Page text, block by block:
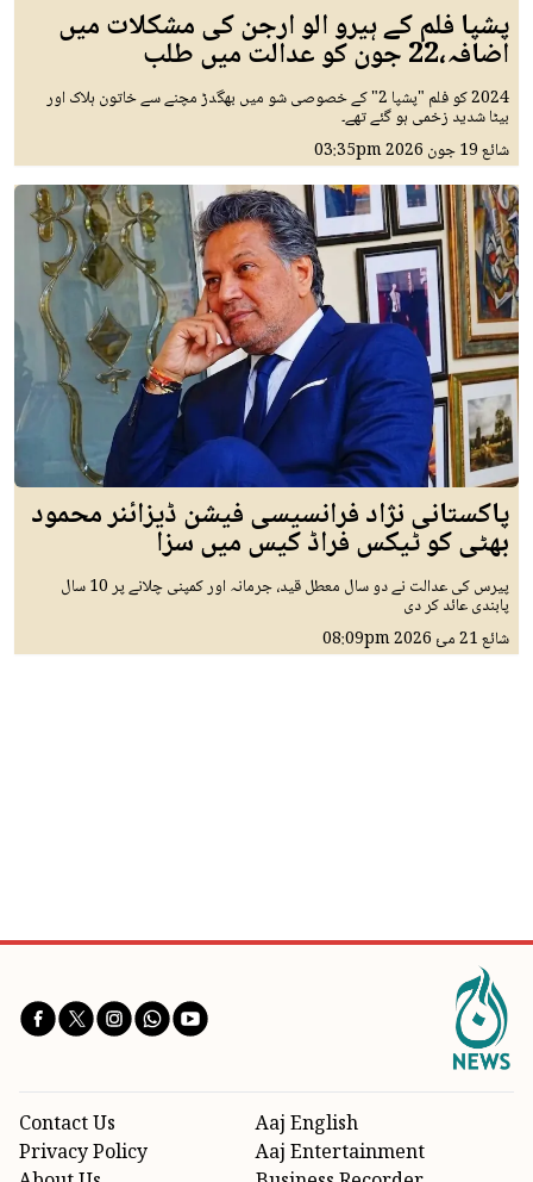
پشپا فلم کے ہیرو الو ارجن کی مشکلات میں
اضافہ،22 جون کو عدالت میں طلب
2024 کو فلم "پشپا 2" کے خصوصی شو میں بھگدڑ مچنے سے خاتون ہلاک اور
بیٹا شدید زخمی ہو گئے تھے۔
شائع19 جون 2026 03:35pm
پاکستانی نژاد فرانسیسی فیشن ڈیزائنر محمود
بھٹی کو ٹیکس فراڈ کیس میں سزا
پیرس کی عدالت نے دو سال معطل قید، جرمانہ اور کمپنی چلانے پر 10 سال
پابندی عائد کر دی
شائع21 مئ 2026 08:09pm
Aaj English
Aaj Entertainment
Contact Us
Privacy Policy